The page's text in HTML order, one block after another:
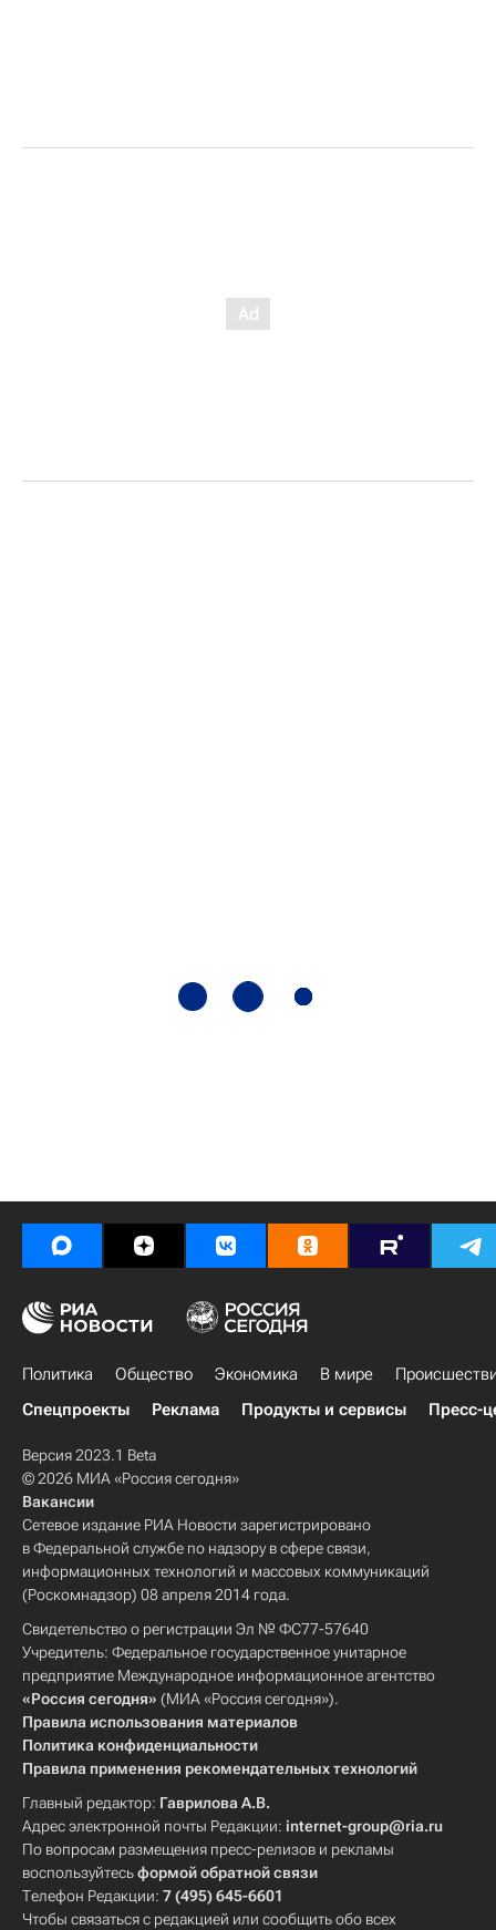
Политика Общество Экономика В мире
Спецпроекты
Реклама Продукты и сервисы Пресс-
Версия 2023.1 Beta
© 2026 МИА «Россия сегодня»
Вакансии
Сетевое издание РИА Новости зарегистрировано
в Федеральной службе по надзору в сфере связи,
информационных технологий и массовых коммуникаций
(Роскомнадзор) 08 апреля 2014 года.
Свидетельство о регистрации Эл № ФС77-57640
Учредитель: Федеральное государственное унитарное
предприятие Международное информационное агентство
«Россия сегодня» (МИА «Россия сегодня»).
Правила использования материалов
Политика конфиденциальности
Правила применения рекомендательных технологий
Главный редактор: Гаврилова А.В.
Адрес электронной почты Редакции: internet-group@ria.ru
По вопросам размещения пресс-релизов и рекламы
воспользуйтесьформой обратной связи
Телефон Редакции: 7 (495) 645-6601
Чтобы связаться с редакцией или сообщить обо всех